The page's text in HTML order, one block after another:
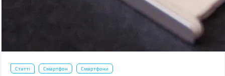
Статті Смартфон Смартфони